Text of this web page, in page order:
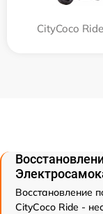
CityCoco
Восстановление
CityCoco Ride -